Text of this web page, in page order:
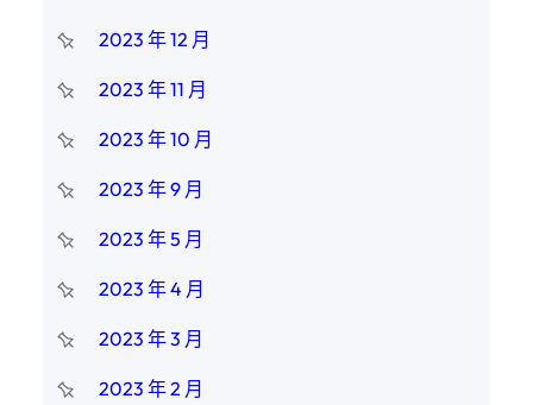
2023 年 12 月
2023 年 11 月
2023 年 10 月
2023 年 9 月
2023 年 5 月
2023 年 4 月
2023 年 3 月
2023 年 2 月